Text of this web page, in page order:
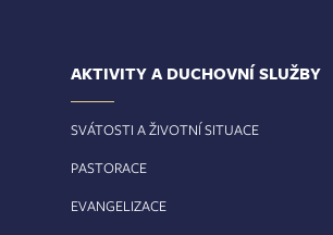
AKTIVITY A DUCHOVNÍ SLUŽBY
SVÁTOSTI A ŽIVOTNÍ SITUACE
PASTORACE
EVANGELIZACE